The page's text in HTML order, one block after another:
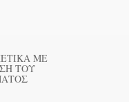
ΜΕ
ΤΟΥ